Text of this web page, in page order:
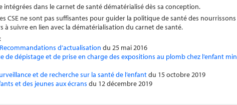
intégrées dans le carnet de santé dématérialisé dès sa conception.
CSE ne sont pas suffisantes pour guider la politique de santé des
à suivre en lien avec la dématérialisation du carnet de santé.
d’actualisation du 25 mai 2016
de dépistage et de prise en charge des expositions au plomb chez l’enfant
et de recherche sur la santé de l’enfantdu 15 octobre 2019
et des jeunes aux écrans du 12 décembre 2019